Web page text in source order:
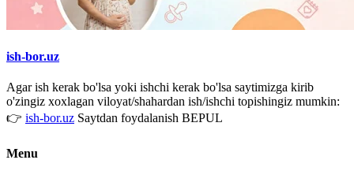
ish-bor.uz
Agar ish kerak bo'lsa yoki ishchi kerak bo'lsa saytimizga kirib
o'zingiz xoxlagan viloyat/shahardan ish/ishchi topishingiz mumkin:
👉 ish-bor.uz Saytdan foydalanish BEPUL
Menu